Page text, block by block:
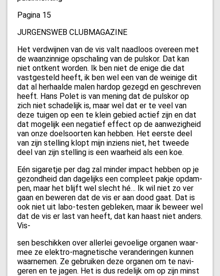
Pagina 15
JURGENSWEB CLUBMAGAZINE
Het verdwijnen van de vis valt naadloos overeen met
de waanzinnige opschaling van de pulskor. Dat kan
niet ontkent worden. Ik ben niet de enige die dat
vastgesteld heeft, ik ben wel een van de weinige dit
dat al herhaalde malen hardop gezegd en geschreven
heeft. Hans Polet is van mening dat de pulskor op
zich niet schadelijk is, maar wel dat er te veel van
deze tuigen op een te klein gebied actief zijn en dat
dat mogelijk een negatief effect op de aanwezigheid
van onze doelsoorten kan hebben. Het eerste deel
van zijn stelling klopt mijn inziens niet, het tweede
deel van zijn stelling is een waarheid als een koe.
Eén sigaretje per dag zal minder impact hebben op je
gezondheid dan dagelijks een compleet pakje opdam-
pen, maar het blijft wel slecht hé… Ik wil niet zo ver
gaan en beweren dat de vis er aan dood gaat. Dat is
ook niet uit labo-testen gebleken, maar ik beweer wel
dat de vis er last van heeft, dat kan haast niet anders.
Vis-
sen beschikken over allerlei gevoelige organen waar-
mee ze elektro-magnetische veranderingen kunnen
waarnemen. Ze gebruiken deze organen om te navi-
geren en te jagen. Het is dus redelijk om op zijn minst